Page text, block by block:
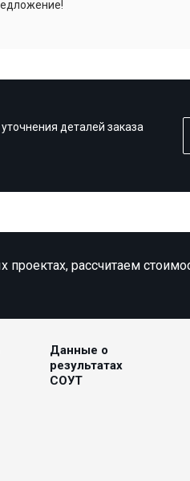
деталей заказа
рассчитаем
Данные о
результатах
СОУТ